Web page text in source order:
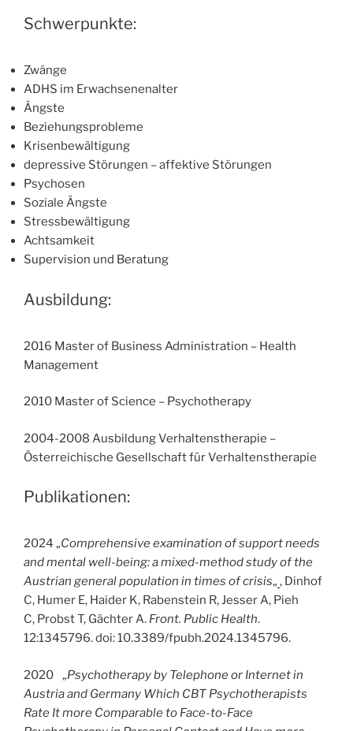
Schwerpunkte:
Zwänge
ADHS im Erwachsenenalter
Ängste
Beziehungsprobleme
Krisenbewältigung
depressive Störungen – affektive Störungen
Psychosen
Soziale Ängste
Stressbewältigung
Achtsamkeit
Supervision und Beratung
Ausbildung:
2016 Master of Business Administration – Health
Management
2010 Master of Science – Psychotherapy
2004-2008 Ausbildung Verhaltenstherapie –
Österreichische Gesellschaft für Verhaltenstherapie
Publikationen:
2024 „Comprehensive examination of support needs
and mental well-being: a mixed-method study of the
Austrian general population in times of crisis„, Dinhof
C, Humer E, Haider K, Rabenstein R, Jesser A, Pieh
C, Probst T, Gächter A. Front. Public Health.
12:1345796. doi: 10.3389/fpubh.2024.1345796.
2020 „Psychotherapy by Telephone or Internet in
Austria and Germany Which CBT Psychotherapists
Rate It more Comparable to Face-to-Face